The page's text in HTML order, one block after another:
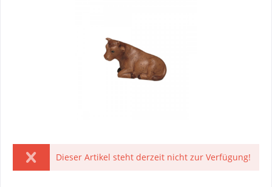
Dieser Artikel steht derzeit nicht zur Verfügung!